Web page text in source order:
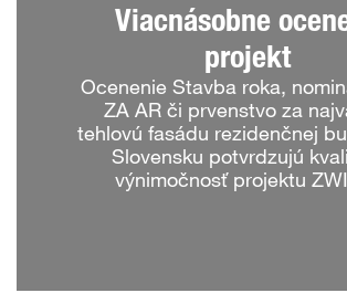
Viacnásobne
projekt
Ocenenie Stavba roka,
ZA AR či prvenstvo za
tehlovú fasádu rezidenčnej
Slovensku potvrdzujú
výnimočnosť projektu